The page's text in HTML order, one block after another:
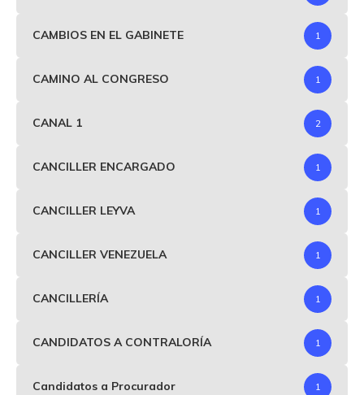
CAMBIOS EN EL GABINETE 1
CAMINO AL CONGRESO 1
CANAL 1 2
CANCILLER ENCARGADO 1
CANCILLER LEYVA 1
CANCILLER VENEZUELA 1
CANCILLERÍA 1
CANDIDATOS A CONTRALORÍA 1
Candidatos a Procurador 1